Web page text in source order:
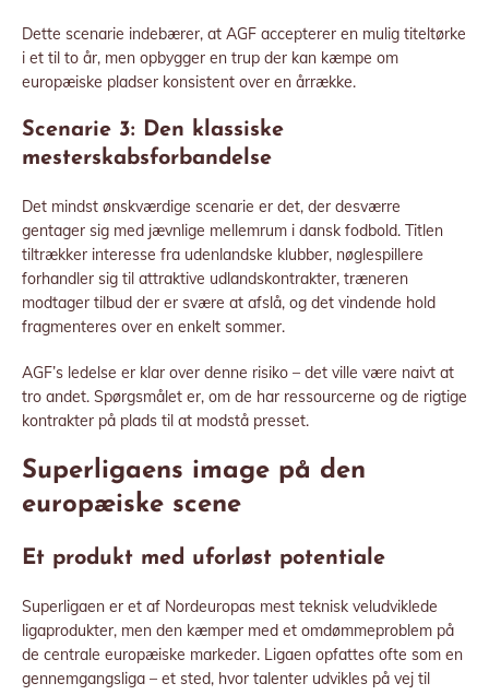
Dette scenarie indebærer, at AGF accepterer en mulig titeltørke
i et til to år, men opbygger en trup der kan kæmpe om
europæiske pladser konsistent over en årrække.
Scenarie 3: Den klassiske
mesterskabsforbandelse
Det mindst ønskværdige scenarie er det, der desværre
gentager sig med jævnlige mellemrum i dansk fodbold. Titlen
tiltrækker interesse fra udenlandske klubber, nøglespillere
forhandler sig til attraktive udlandskontrakter, træneren
modtager tilbud der er svære at afslå, og det vindende hold
fragmenteres over en enkelt sommer.
AGF’s ledelse er klar over denne risiko – det ville være naivt at
tro andet. Spørgsmålet er, om de har ressourcerne og de rigtige
kontrakter på plads til at modstå presset.
Superligaens image på den
europæiske scene
Et produkt med uforløst potentiale
Superligaen er et af Nordeuropas mest teknisk veludviklede
ligaprodukter, men den kæmper med et omdømmeproblem på
de centrale europæiske markeder. Ligaen opfattes ofte som en
gennemgangsliga – et sted, hvor talenter udvikles på vej til